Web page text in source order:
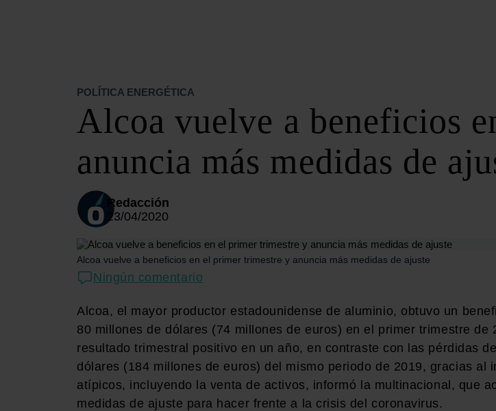
MOVILIDAD
ALMACENAMIENTO
STARTUPS & INNOVACIÓN
HIDRÓGENO
TOP 10
FORO DE AUTOCONSUMO
FORO DE TRANSICIÓN
POLÍTICA ENERGÉTICA
Alcoa vuelve a beneficios
anuncia más medidas de
Redacción
23/04/2020
Alcoa vuelve a beneficios en el primer trimestre y anuncia más medidas de ajuste
Ningún comentario
Alcoa, el mayor productor estadounidense de aluminio, obtuvo un
80 millones de dólares (74 millones de euros) en el primer trimestre de
resultado trimestral positivo en un año, en contraste con las pérdidas
dólares (184 millones de euros) del mismo periodo de 2019, gracias al
atípicos, incluyendo la venta de activos, informó la multinacional, que
medidas de ajuste para hacer frente a la crisis del coronavirus.